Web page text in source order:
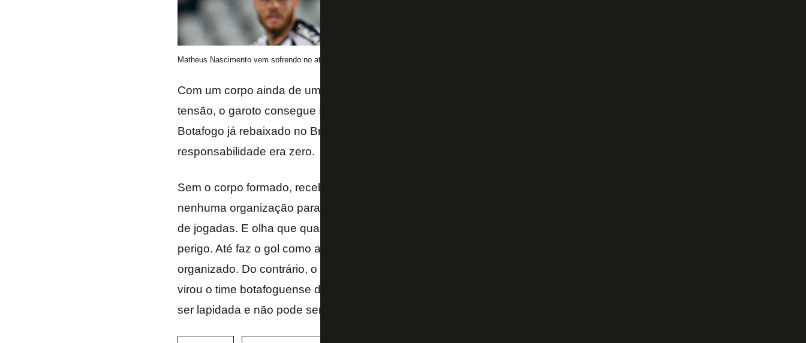
Matheus Nascimento vem sofrendo no ataque (Foto: Vitor Silva/Botafogo)
Com um corpo ainda de um garoto de 17 anos e sendo exigido em um momento de
tensão, o garoto consegue render menos do que quando entrou em campo com o
Botafogo já rebaixado no Brasileirão. Até porque naqueles jogos finais a sua
responsabilidade era zero.
Sem o corpo formado, recebendo a bola sempre de costas, tendo que voltar sem
nenhuma organização para buscar jogo, Matheus Nascimento tem virado um cemitério
de jogadas. E olha que quando a bola chega com alguma condição ele chuta e leva
perigo. Até faz o gol como aconteceu contra o Macaé. Mas ele precisa de um time mais
organizado. Do contrário, o ideal é ir entrando aos poucos e não no meio do bando que
virou o time botafoguense de Marcelo Chamusca. Matheus Nascimento é uma joia a
ser lapidada e não pode ser queimado dessa forma.